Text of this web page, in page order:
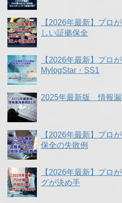
【2026年最新】プロ
しい証拠保全
【2026年最新】プロ
MylogStar・SS1
2025年最新版 情報
【2026年最新】プロ
保全の失敗例
【2026年最新】プロ
グが決め手